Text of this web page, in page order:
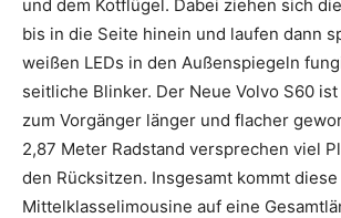
und dem Kotflügel. Dabei ziehen sich
bis in die Seite hinein und laufen dann
weißen LEDs in den Außenspiegeln
seitliche Blinker. Der Neue Volvo S60
zum Vorgänger länger und flacher
2,87 Meter Radstand versprechen viel
den Rücksitzen. Insgesamt kommt diese
Mittelklasselimousine auf eine